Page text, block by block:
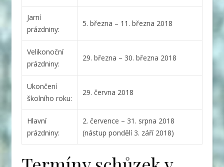
Jarní
prázdniny:
5. března – 11. března 2018
Velikonoční
prázdniny:
29. března – 30. března 2018
Ukončení
školního roku:
29. června 2018
Hlavní
prázdniny:
2. července – 31. srpna 2018
(nástup pondělí 3. září 2018)